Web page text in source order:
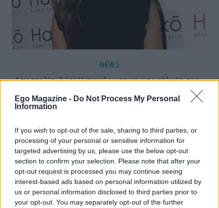
Ego Magazine - Do Not Process My Personal
Information
If you wish to opt-out of the sale, sharing to third parties, or
processing of your personal or sensitive information for
targeted advertising by us, please use the below opt-out
section to confirm your selection. Please note that after your
opt-out request is processed you may continue seeing
interest-based ads based on personal information utilized by
us or personal information disclosed to third parties prior to
your opt-out. You may separately opt-out of the further
NEWS
Αποστολία Ζώη: Η συγκλονιστική αποκάλυψη της –
«Μόλις κατάλαβε τι έχει, έφυγε από την ζωή»